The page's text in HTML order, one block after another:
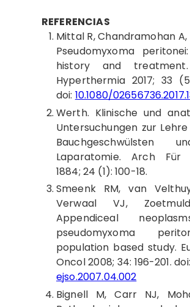
REFERENCIAS
MittalR, Chandramohan A,
Pseudomyxoma
history and
Hyperthermia 2017; 33
doi: 10.1080/
Werth. Klinische und
Untersuchungen zur
Bauchgeschwülsten
Laparatomie. Arch Für
1884; 24 (1): 100-18.
SmeenkRM, van
Verwaal VJ,
Appendiceal
pseudomyxoma
population based study.
Oncol 2008; 34: 196-201.
ejso.2007.04.002
Bignell M, Carr NJ,